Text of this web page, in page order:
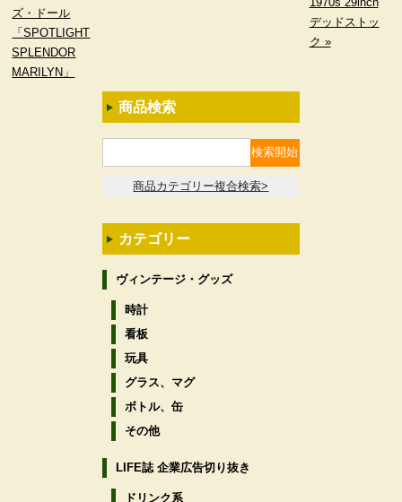
ズ・ドール
「SPOTLIGHT
SPLENDOR
MARILYN」
デッドストッ
ク »
商品検索
商品カテゴリー複合検索>
カテゴリー
ヴィンテージ・グッズ
時計
看板
玩具
グラス、マグ
ボトル、缶
その他
LIFE誌 企業広告切り抜き
ドリンク系